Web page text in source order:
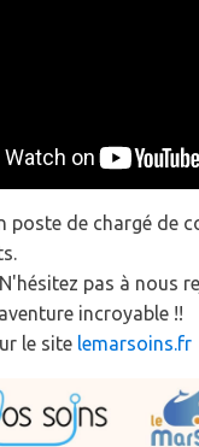
poste de chargé de
pas à nous
incroyable !!
le site lemarsoins.fr